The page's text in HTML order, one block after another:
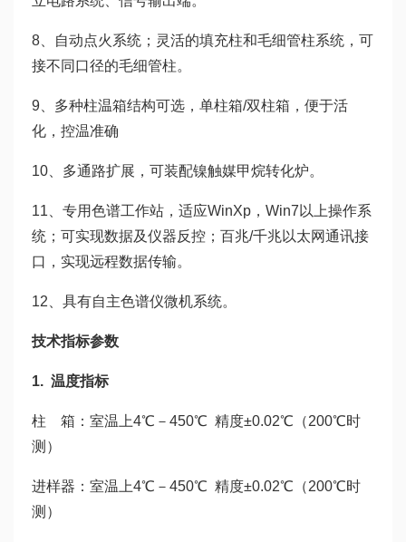
8、自动点火系统；灵活的填充柱和毛细管柱系统，可
接不同口径的毛细管柱。
9、多种柱温箱结构可选，单柱箱/双柱箱，便于活
化，控温准确
10、多通路扩展，可装配镍触媒甲烷转化炉。
11、专用色谱工作站，适应WinXp，Win7以上操作系
统；可实现数据及仪器反控；百兆/千兆以太网通讯接
口，实现远程数据传输。
12、具有自主色谱仪微机系统。
技术指标参数
1. 温度指标
柱 箱：室温上4℃－450℃ 精度±0.02℃（200℃时
测）
进样器：室温上4℃－450℃ 精度±0.02℃（200℃时
测）